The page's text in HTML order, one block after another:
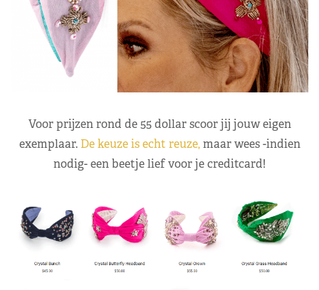
Voor prijzen rond de 55 dollar scoor jij jouw eigen
exemplaar. De keuze is echt reuze,maar wees -indien
nodig- een beetje lief voor je creditcard!